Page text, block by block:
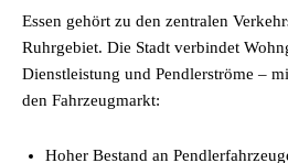
Essen gehört zu den zentralen
Ruhrgebiet. Die Stadt verbindet
Dienstleistung und Pendlerströme –
den Fahrzeugmarkt:
Hoher Bestand an